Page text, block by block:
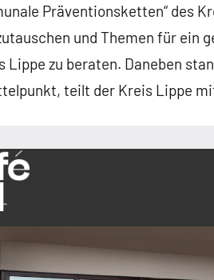
Präventionsketten“ des
und Themen für ein
Lippe zu beraten. Daneben
teilt der Kreis Lippe